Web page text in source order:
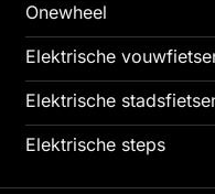
Onewheel
Elektrische
Elektrische
Elektrische steps